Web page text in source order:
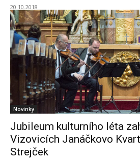
20.10.2018
Novinky
Jubileum kulturního léta
Vizovicích Janáčkovo
Strejček